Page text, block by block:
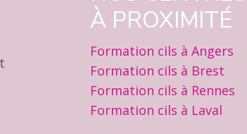
À PROXIMITÉ
Formation cils à Angers
Formation cils à Brest
Formation cils à Rennes
Formation cils à Laval